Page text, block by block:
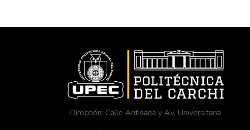
Dirección: Calle Antisana y Av. Universitaria